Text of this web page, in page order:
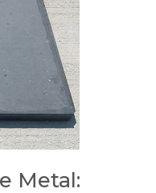
Metal: